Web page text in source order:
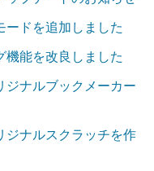
ードを追加しました
機能を改良しました
ジナルブックメーカー
ジナルスクラッチを作